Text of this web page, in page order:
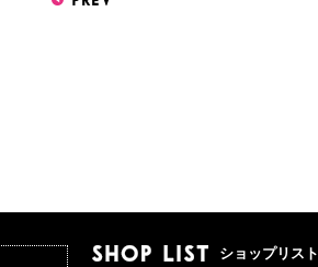
ショップリスト